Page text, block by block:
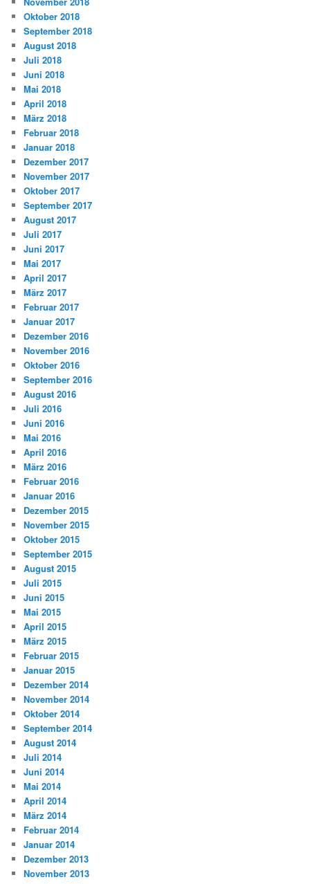
Oktober 2018
September 2018
August 2018
Juli 2018
Juni 2018
Mai 2018
April 2018
März 2018
Februar 2018
Januar 2018
Dezember 2017
November 2017
Oktober 2017
September 2017
August 2017
Juli 2017
Juni 2017
Mai 2017
April 2017
März 2017
Februar 2017
Januar 2017
Dezember 2016
November 2016
Oktober 2016
September 2016
August 2016
Juli 2016
Juni 2016
Mai 2016
April 2016
März 2016
Februar 2016
Januar 2016
Dezember 2015
November 2015
Oktober 2015
September 2015
August 2015
Juli 2015
Juni 2015
Mai 2015
April 2015
März 2015
Februar 2015
Januar 2015
Dezember 2014
November 2014
Oktober 2014
September 2014
August 2014
Juli 2014
Juni 2014
Mai 2014
April 2014
März 2014
Februar 2014
Januar 2014
Dezember 2013
November 2013